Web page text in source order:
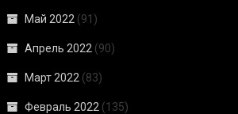
Май 2022 (91)
Апрель 2022 (90)
Март 2022 (83)
Февраль 2022 (135)